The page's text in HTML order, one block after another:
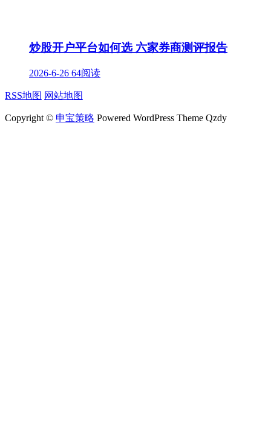
炒股开户平台如何选 六家券商测评报告
2026-6-26 64阅读
RSS地图 网站地图
Copyright © 申宝策略 Powered WordPress Theme Qzdy